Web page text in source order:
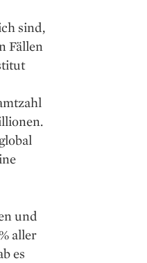
sind,
Fällen
und
aller
es